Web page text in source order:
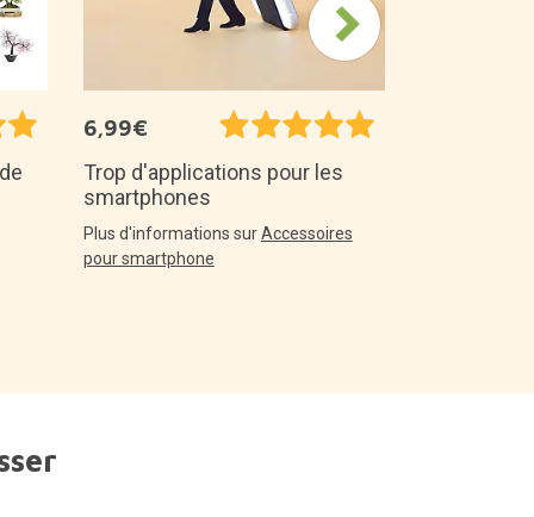
6,99€
Trop d'applications pour les
smartphones
Plus d'informations surAccessoires
pour smartphone